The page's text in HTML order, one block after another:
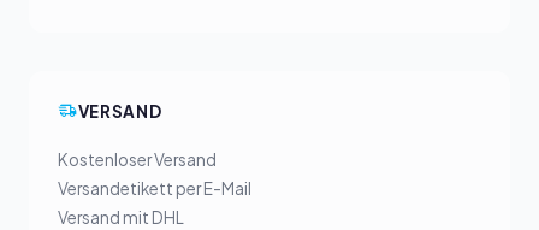
VERSAND
Kostenloser Versand
Versandetikett per E-Mail
Versand mit DHL